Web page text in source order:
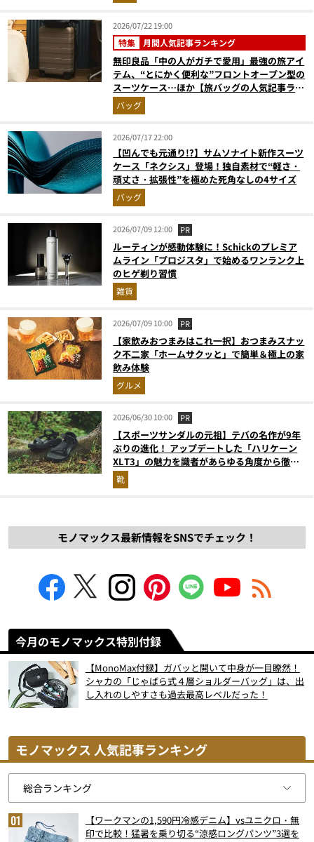
2026/07/22 19:00
特集 月間人気記事ランキング
無印良品「中の人がガチで愛用」最強の旅アイ
テム、“とにかく便利な”フロントオープン型の
スーツケース…ほか【旅バッグの人気記事ラン
キングベスト3】（2026年6月版）
バッグ
2026/07/17 22:00
【凹んでも元通り!?】サムソナイト新作スーツ
ケース「ネクシス」登場！独自素材で“軽さ・
頑丈さ・拡張性”を極めた死角なしの4サイズ
バッグ
2026/07/09 12:00 PR
ルーティンが感動体験に！Schickのプレミア
ムライン「プロジスタ」で始めるワンランク上
のヒゲ剃り習慣
雑貨
2026/07/09 10:00 PR
【家飲みおつまみはこれ一択】おつまみスナッ
ク不二家「ホームサクッと」で簡単＆極上の家
飲み体験
グルメ
2026/06/30 10:00 PR
【スポーツサンダルの元祖】テバの名作が9年
ぶりの進化！ アップデートした「ハリケーン
XLT3」の魅力を識者があらゆる角度から徹底
解説！
靴
モノマックス最新情報をSNSでチェック！
今月のモノマックス特別付録
【MonoMax付録】ガバッと開いて中身が一目瞭然！
シャカの「じゃばら式４層ショルダーバッグ」は、出
し入れのしやすさも過去最高レベルだった！
モノマックス 人気記事ランキング
【ワークマンの1,590円冷感デニム】vsユニクロ・無
印で比較！猛暑を乗り切る“涼感ロングパンツ”3選を